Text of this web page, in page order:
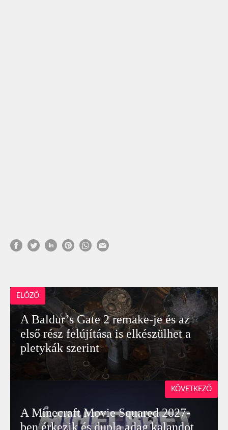
ELŐZŐ
A Baldur’s Gate 2 remake-je és az
első rész felújítása is elkészülhet a
pletykák szerint
A Minecraft Movie Squared 2027-
ben érkezik és dupla adag kalandot
KÖVETKEZŐ